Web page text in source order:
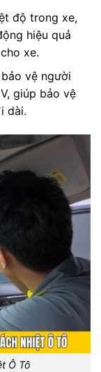
độ trong xe,
hiệu quả
xe.
vệ người
giúp bảo vệ
dài.
Ô Tô